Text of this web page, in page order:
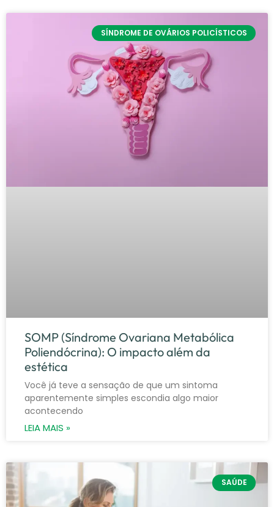
SÍNDROME DE OVÁRIOS POLICÍSTICOS
SOMP (Síndrome Ovariana Metabólica
Poliendócrina): O impacto além da
estética
Você já teve a sensação de que um sintoma
aparentemente simples escondia algo maior
acontecendo
LEIA MAIS »
SAÚDE